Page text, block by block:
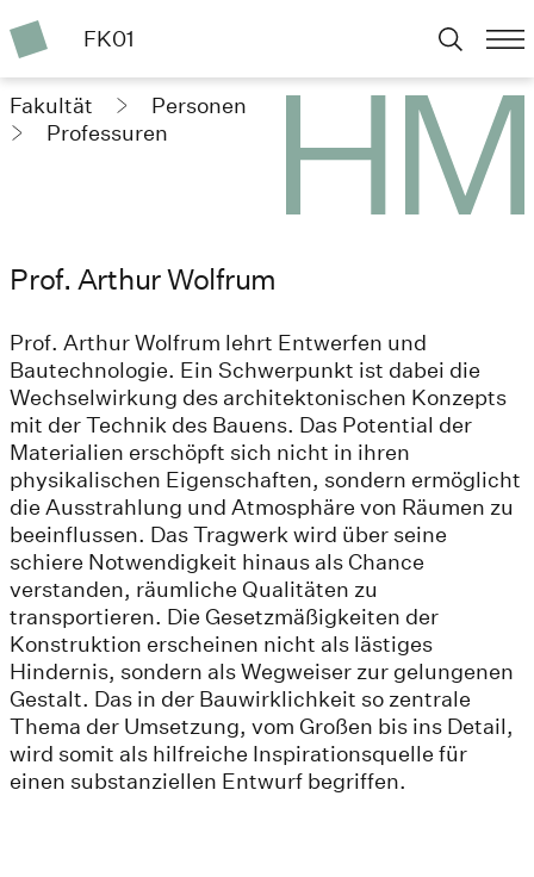
FK01
Fakultät
Personen
Professuren
Prof. Arthur Wolfrum
Prof. Arthur Wolfrum lehrt Entwerfen und
Bautechnologie. Ein Schwerpunkt ist dabei die
Wechselwirkung des architektonischen Konzepts
mit der Technik des Bauens. Das Potential der
Materialien erschöpft sich nicht in ihren
physikalischen Eigenschaften, sondern ermöglicht
die Ausstrahlung und Atmosphäre von Räumen zu
beeinflussen. Das Tragwerk wird über seine
schiere Notwendigkeit hinaus als Chance
verstanden, räumliche Qualitäten zu
transportieren. Die Gesetzmäßigkeiten der
Konstruktion erscheinen nicht als lästiges
Hindernis, sondern als Wegweiser zur gelungenen
Gestalt. Das in der Bauwirklichkeit so zentrale
Thema der Umsetzung, vom Großen bis ins Detail,
wird somit als hilfreiche Inspirationsquelle für
einen substanziellen Entwurf begriffen.